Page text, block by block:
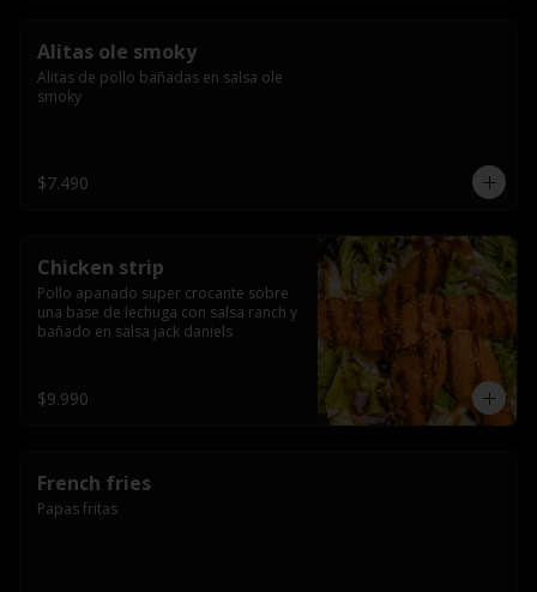
Alitas ole smoky
Alitas de pollo bañadas en salsa ole
smoky
$7.490
Chicken strip
Pollo apanado super crocante sobre
una base de lechuga con salsa ranch y
bañado en salsa jack daniels
$9.990
French fries
Papas fritas